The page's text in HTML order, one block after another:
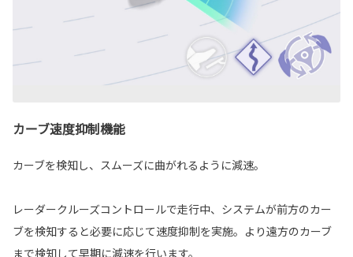
カーブ速度抑制機能
カーブを検知し、スムーズに曲がれるように減速。
レーダークルーズコントロールで走行中、システムが前方のカー
ブを検知すると必要に応じて速度抑制を実施。より遠方のカーブ
まで検知して早期に減速を行います。